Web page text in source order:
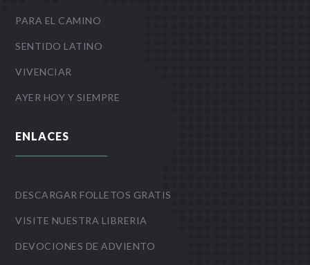
PARA EL CAMINO
SENTIDO LATINO
VIVENCIAR
AYER HOY Y SIEMPRE
ENLACES
DESCARGAR FOLLETOS GRATIS
VISITE NUESTRA LIBRERIA
DEVOCIONES DE ADVIENTO